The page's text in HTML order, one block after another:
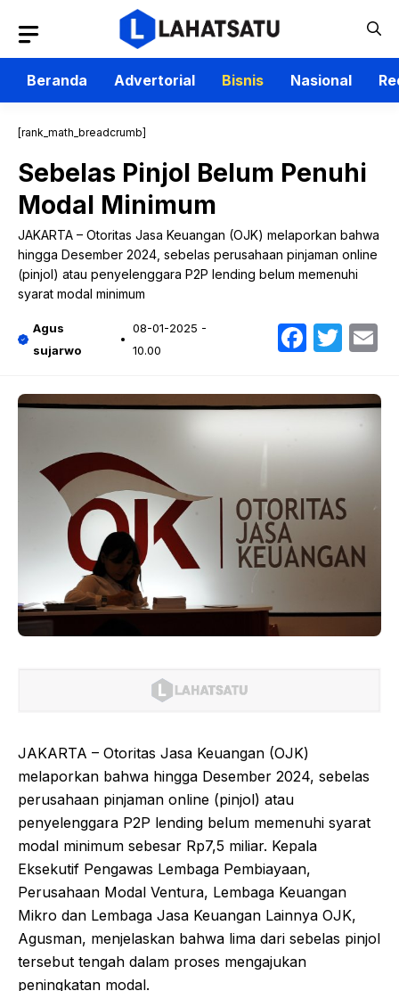
isi
Beranda
Advertorial Bisnis Nasional
[rank_math_breadcrumb]
Sebelas Pinjol Belum Penuhi
Modal Minimum
JAKARTA – Otoritas Jasa Keuangan (OJK) melaporkan bahwa
hingga Desember 2024, sebelas perusahaan pinjaman online
(pinjol) atau penyelenggara P2P lending belum memenuhi
syarat modal minimum
Agus
sujarwo
08-01-2025 -
10.00
JAKARTA – Otoritas Jasa Keuangan (OJK)
melaporkan bahwa hingga Desember 2024, sebelas
perusahaan pinjaman online (pinjol) atau
penyelenggara P2P lending belum memenuhi syarat
modal minimum sebesar Rp7,5 miliar. Kepala
Eksekutif Pengawas Lembaga Pembiayaan,
Perusahaan Modal Ventura, Lembaga Keuangan
Mikro dan Lembaga Jasa Keuangan Lainnya OJK,
Agusman, menjelaskan bahwa lima dari sebelas pinjol
tersebut tengah dalam proses mengajukan
peningkatan modal.